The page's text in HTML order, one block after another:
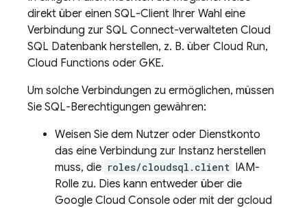
direkt über einen SQL-Client Ihrer Wahl eine
Verbindung zur SQL Connect-verwalteten Cloud
SQL Datenbank herstellen, z. B. über Cloud Run,
Cloud Functions oder GKE.
Um solche Verbindungen zu ermöglichen, müssen
Sie SQL-Berechtigungen gewähren:
Weisen Sie dem Nutzer oder Dienstkonto
das eine Verbindung zur Instanz herstellen
muss, die roles/cloudsql.client IAM-
Rolle zu. Dies kann entweder über die
Google Cloud Console oder mit der gcloud